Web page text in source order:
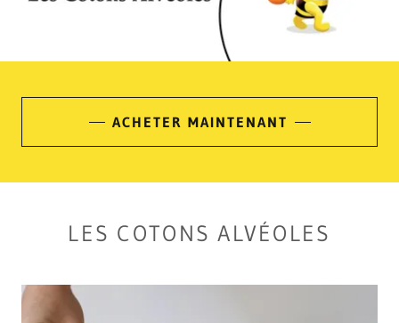
ACHETER MAINTENANT
LES COTONS ALVÉOLES